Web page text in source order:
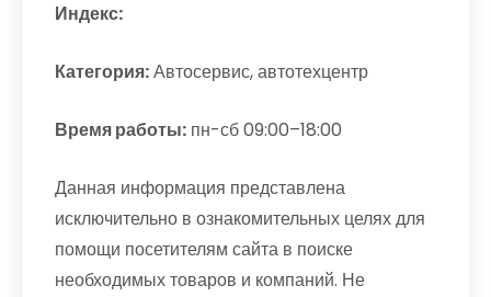
Индекс:
Категория:Автосервис, автотехцентр
Время работы: пн-сб 09:00–18:00
Данная информация представлена
исключительно в ознакомительных целях для
помощи посетителям сайта в поиске
необходимых товаров и компаний. Не